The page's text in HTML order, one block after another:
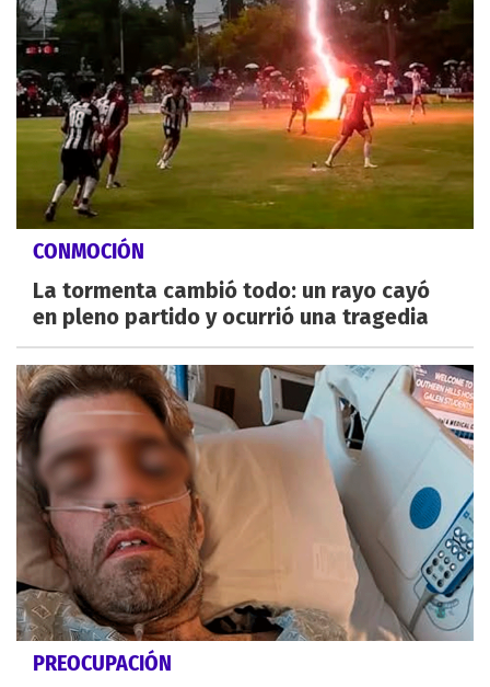
CONMOCIÓN
La tormenta cambió todo: un rayo cayó
en pleno partido y ocurrió una tragedia
PREOCUPACIÓN